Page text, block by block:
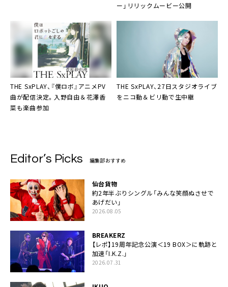
ー」リリックムービー公開
THE SxPLAY、『僕ロボ』アニメPV
曲が配信決定。入野自由＆花澤香
菜も楽曲参加
THE SxPLAY、27日スタジオライブ
をニコ動＆ビリ動で生中継
Editor’s Picks 編集部おすすめ
仙台貨物
約2年半ぶりシングル「みんな笑顔ぬさせで
あげだい」
2026.08.05
BREAKERZ
【レポ】19周年記念公演＜19 BOX＞に軌跡と
加速「I.K.Z.」
2026.07.31